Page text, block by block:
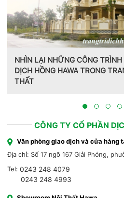
Trang trí nội thất theo phong
CÔNG TY CỔ PHẦN
0243 248 4079